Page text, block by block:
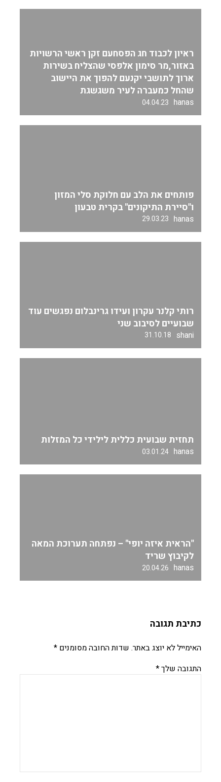
ראיון לכבוד חג הפסחעם זקן ראשי הרשויות
באזור,מר סימון אלפסי שהצליח בשירות
ארוך לתושבי יקנעם להפוך את היישוב
שהחל כמעברה לעיר משגשגת
hanas
04.04.23
פותחים את הלב עם חלוקת סלי המזון
ו"סיירת התיקונים" בקרית טבעון
hanas
29.03.23
רותי קלנר עקרון ועידו גרינבלום נפגשים עוד
שבועיים לסיבוב שני
shani
31.10.18
תחזית שבועית כללית לילידי כל המזלות
hanas
03.01.24
"הראית איזה יופי" – נפתחה תערוכת המאה
לקיבוץ שריד
hanas
20.04.26
כתיבת תגובה
האימייל לא יוצג באתר. שדות החובה מסומנים *
התגובה שלך*